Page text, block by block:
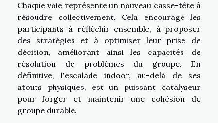
Chaque voie représente un nouveau casse-tête à
résoudre collectivement. Cela encourage les
participants à réfléchir ensemble, à proposer
des stratégies et à optimiser leur prise de
décision, améliorant ainsi les capacités de
résolution de problèmes du groupe. En
définitive, l'escalade indoor, au-delà de ses
atouts physiques, est un puissant catalyseur
pour forger et maintenir une cohésion de
groupe durable.